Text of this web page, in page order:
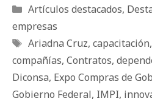
Categorías
Artículos destacados,
empresas
Etiquetas
Ariadna Cruz, capacitación,
compañías, Contratos,
Diconsa, Expo Compras de
Gobierno Federal, IMPI,